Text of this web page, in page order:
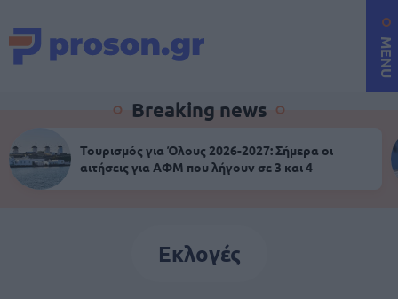
MENU
Breaking news
Τουρισμός για Όλους 2026-2027: Σήμερα οι
αιτήσεις για ΑΦΜ που λήγουν σε 3 και 4
Εκλογές